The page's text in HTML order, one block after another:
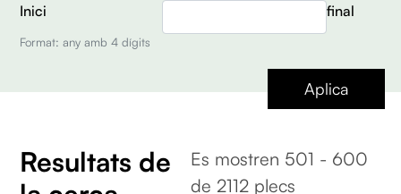
Es mostren 501 - 600
de 2112 plecs
Resultats de
Inici
final
Format: any amb 4 dígits
Aplica